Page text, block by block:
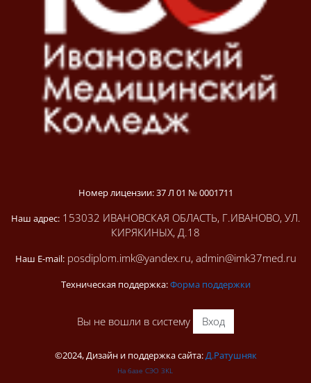
Номер лицензии: 37 Л 01 № 0001711
Наш адрес:153032 ИВАНОВСКАЯ ОБЛАСТЬ, Г.ИВАНОВО, УЛ.
КИРЯКИНЫХ, Д.18
Наш E-mail:posdiplom.imk@yandex.ru, admin@imk37med.ru
Техническая поддержка:Форма поддержки
Вы не вошли в систему Вход
©2024, Дизайн и поддержка сайта:Д.Ратушняк
На базе СЭО 3KL